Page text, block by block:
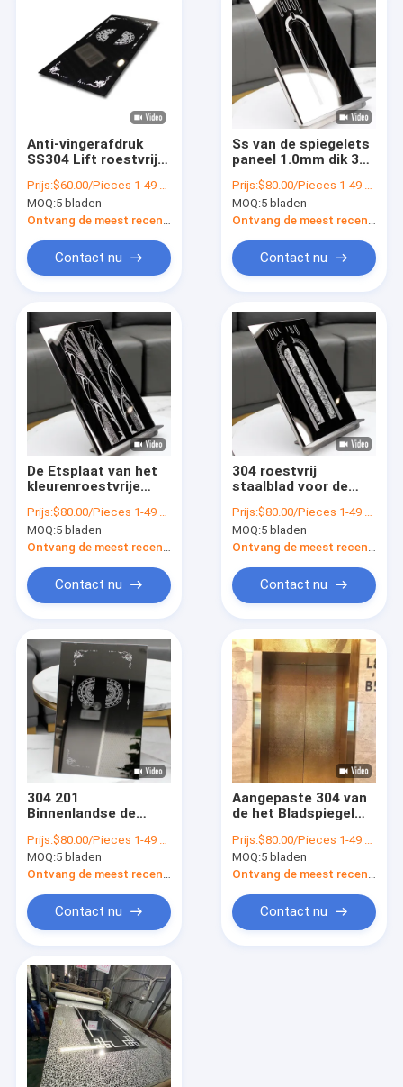
Producten
Videos
Over ons
Fabrieksreis
Contacteer ons
nieuws
Vraag een offerte aan
VR
Het Roestvrije staalblad van de waterrimpeling
In reliëf gemaakt Roestvrij staalblad
Textuurplaat van roestvrij staal
Geëtste roestvrijstalen plaat
Geborsteld Roestvrij staalblad
Spiegel roestvrij stalen plaat
Gehamerd Roestvrij staalblad
Anti-vingerafdruk
SS304 Lift roestvrij
Prijs:$60.00/Pieces 1-49 Pieces
MOQ:5 bladen
Ontvang de meest recente Prijs
Contact nu
Ss van de spiegelets
paneel 1.0mm dik 316
van de liftdeur bladen
Prijs:$80.00/Pieces 1-49 Pieces
MOQ:5 bladen
Ontvang de meest recente Prijs
Contact nu
De Etsplaat van het
kleurenroestvrije
Liftdecoratie of Luxe
Deuren
Prijs:$80.00/Pieces 1-49 Pieces
MOQ:5 bladen
Ontvang de meest recente Prijs
Contact nu
304 roestvrij
staalblad voor de
van de Liftdeur
Spiegel
Prijs:$80.00/Pieces 1-49 Pieces
MOQ:5 bladen
Ontvang de meest recente Prijs
Contact nu
304 201
Binnenlandse de
het Roestvrij
staalblad
Prijs:$80.00/Pieces 1-49 Pieces
MOQ:5 bladen
Ontvang de meest recente Prijs
Contact nu
Aangepaste 304 van
de het Bladspiegel
Liftroestvrije staal
de Etsplaat
Prijs:$80.00/Pieces 1-49 Pieces
MOQ:5 bladen
Ontvang de meest recente Prijs
Contact nu